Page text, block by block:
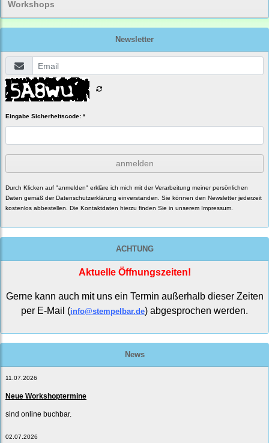
Workshops
Newsletter
Eingabe Sicherheitscode: *
anmelden
Durch Klicken auf "anmelden" erkläre ich mich mit der Verarbeitung meiner persönlichen
Daten gemäß der Datenschutzerklärung einverstanden. Sie können den Newsletter jederzeit
kostenlos abbestellen. Die Kontaktdaten hierzu finden Sie in unserem Impressum.
ACHTUNG
Aktuelle Öffnungszeiten!
Gerne kann auch mit uns ein Termin außerhalb dieser Zeiten
per E-Mail (info@stempelbar.de) abgesprochen werden.
News
11.07.2026
Neue Workshoptermine
sind online buchbar.
02.07.2026